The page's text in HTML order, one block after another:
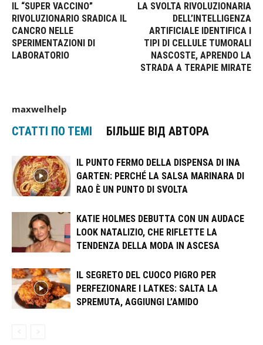
IL “SUPER VACCINO”
RIVOLUZIONARIO SRADICA IL
CANCRO NELLE
SPERIMENTAZIONI DI
LABORATORIO
LA SVOLTA RIVOLUZIONARIA
DELL’INTELLIGENZA
ARTIFICIALE IDENTIFICA I
TIPI DI CELLULE TUMORALI
NASCOSTE, APRENDO LA
STRADA A TERAPIE MIRATE
maxwelhelp
СТАТТІ ПО ТЕМІ БІЛЬШЕ ВІД АВТОРА
IL PUNTO FERMO DELLA DISPENSA DI INA
GARTEN: PERCHÉ LA SALSA MARINARA DI
RAO È UN PUNTO DI SVOLTA
KATIE HOLMES DEBUTTA CON UN AUDACE
LOOK NATALIZIO, CHE RIFLETTE LA
TENDENZA DELLA MODA IN ASCESA
IL SEGRETO DEL CUOCO PIGRO PER
PERFEZIONARE I LATKES: SALTA LA
SPREMUTA, AGGIUNGI L’AMIDO